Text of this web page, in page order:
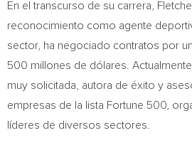
En el transcurso de su carrera,
reconocimiento como agente
sector, ha negociado contratos por
500 millones de dólares.
muy solicitada, autora de éxito y
empresas de la lista Fortune 500,
líderes de diversos sectores.